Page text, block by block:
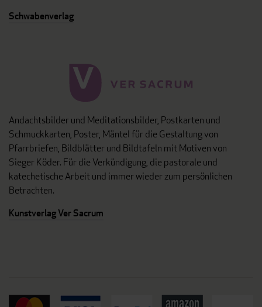
Schwabenverlag
Andachtsbilder und Meditationsbilder, Postkarten und
Schmuckkarten, Poster, Mäntel für die Gestaltung von
Pfarrbriefen, Bildblätter und Bildtafeln mit Motiven von
Sieger Köder. Für die Verkündigung, die pastorale und
katechetische Arbeit und immer wieder zum persönlichen
Betrachten.
Kunstverlag Ver Sacrum